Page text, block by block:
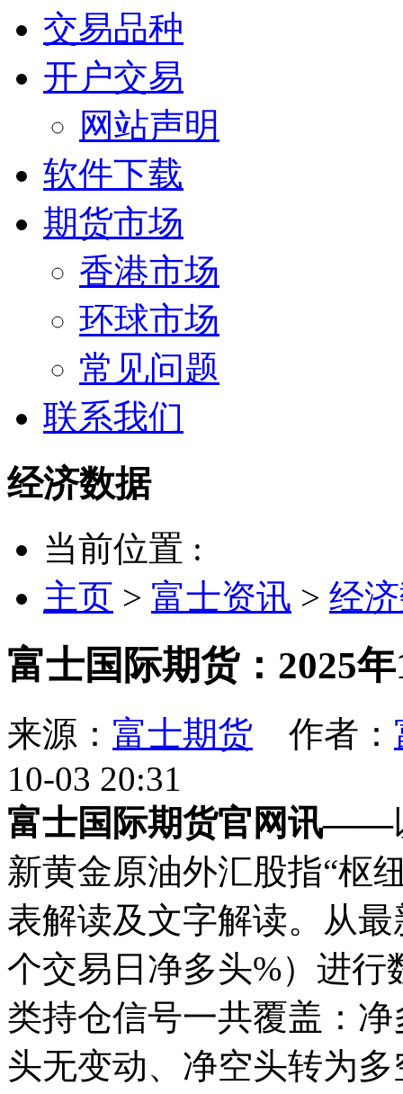
交易品种
开户交易
网站声明
软件下载
期货市场
香港市场
环球市场
常见问题
联系我们
经济数据
当前位置 :
主页 > 富士资讯 > 经
富士国际期货：2025
来源： 富士期货 作者：
10-03 20:31
富士国际期货官网讯——
新黄金原油外汇股指“枢
表解读及文字解读。从
个交易日净多头%）进
类持仓信号一共覆盖：
头无变动、净空头转为